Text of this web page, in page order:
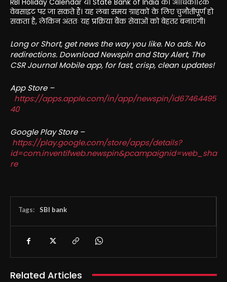
वेबसाइट पर जा सकते हैं। यह लंबा समय ग्राहकों के लिए चुनौतीपूर्ण हो
सकता है, लेकिन अंततः यह प्रक्रिया बैंक सेवाओं को बेहतर बनाएगी।
Long or Short, get news the way you like. No ads. No
redirections. Download Newspin and Stay Alert, The
CSR Journal Mobile app, for fast, crisp, clean updates!
App Store –
https://apps.apple.com/in/app/newspin/id67464495
40
Google Play Store –
https://play.google.com/store/apps/details?
id=com.inventifweb.newspin&pcampaignid=web_sha
re
Tags: SBI bank
Related Articles